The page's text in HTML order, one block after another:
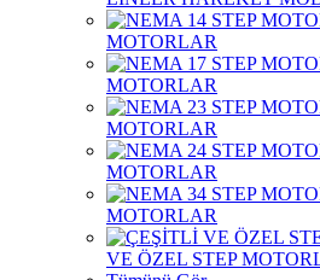
MOTORLAR
MOTORLAR
MOTORLAR
MOTORLAR
MOTORLAR
VE ÖZEL STEP